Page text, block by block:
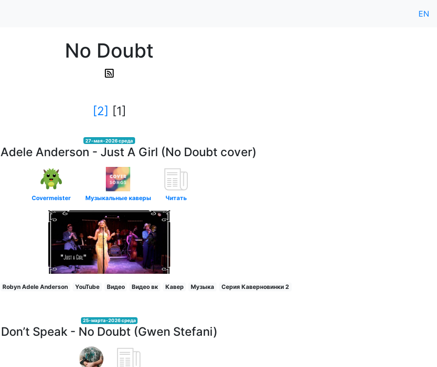
EN
No Doubt
[2] [1]
27-мая-2026 среда
Anderson - Just A Girl (No Doubt cover)
Covermeister Музыкальные каверы Читать
Robyn Adele Anderson YouTube Видео Видео вк Кавер Музыка Серия Каверновинки 2
25-марта-2026 среда
Don’t Speak - No Doubt (Gwen Stefani)